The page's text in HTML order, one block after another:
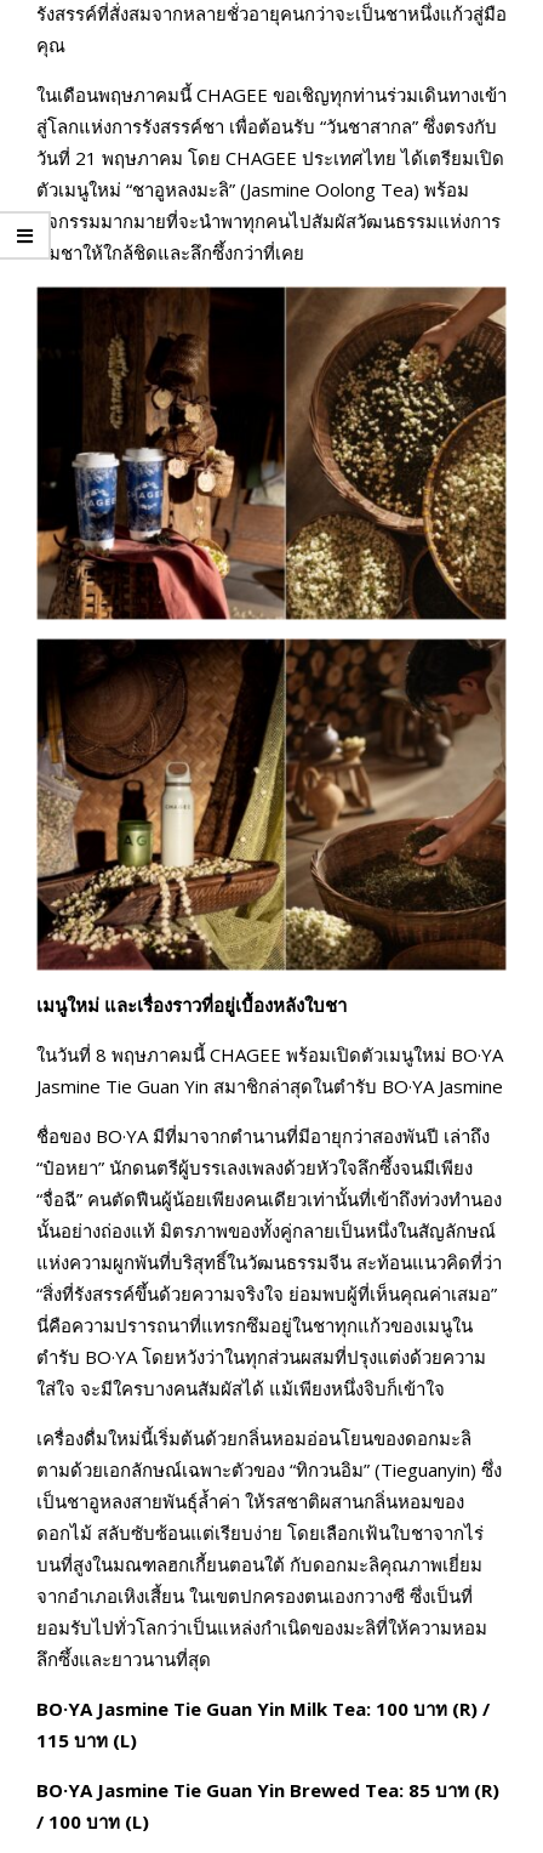
รังสรรค์ที่สั่งสมจากหลายชั่วอายุคนกว่าจะเป็นชาหนึ่งแก้วสู่มือ
คุณ
ในเดือนพฤษภาคมนี้ CHAGEE ขอเชิญทุกท่านร่วมเดินทางเข้า
สู่โลกแห่งการรังสรรค์ชา เพื่อต้อนรับ “วันชาสากล” ซึ่งตรงกับ
วันที่ 21 พฤษภาคม โดย CHAGEE ประเทศไทย ได้เตรียมเปิด
ตัวเมนูใหม่ “ชาอูหลงมะลิ” (Jasmine Oolong Tea) พร้อม
กิจกรรมมากมายที่จะนำพาทุกคนไปสัมผัสวัฒนธรรมแห่งการ
ดื่มชาให้ใกล้ชิดและลึกซึ้งกว่าที่เคย
เมนูใหม่ และเรื่องราวที่อยู่เบื้องหลังใบชา
ในวันที่ 8 พฤษภาคมนี้ CHAGEE พร้อมเปิดตัวเมนูใหม่ BO·YA
Jasmine Tie Guan Yin สมาชิกล่าสุดในตำรับ BO·YA Jasmine
ชื่อของ BO·YA มีที่มาจากตำนานที่มีอายุกว่าสองพันปี เล่าถึง
“ป๋อหยา” นักดนตรีผู้บรรเลงเพลงด้วยหัวใจลึกซึ้งจนมีเพียง
“จื่อฉี” คนตัดฟืนผู้น้อยเพียงคนเดียวเท่านั้นที่เข้าถึงท่วงทำนอง
นั้นอย่างถ่องแท้ มิตรภาพของทั้งคู่กลายเป็นหนึ่งในสัญลักษณ์
แห่งความผูกพันที่บริสุทธิ์ในวัฒนธรรมจีน สะท้อนแนวคิดที่ว่า
“สิ่งที่รังสรรค์ขึ้นด้วยความจริงใจ ย่อมพบผู้ที่เห็นคุณค่าเสมอ”
นี่คือความปรารถนาที่แทรกซึมอยู่ในชาทุกแก้วของเมนูใน
ตำรับ BO·YA โดยหวังว่าในทุกส่วนผสมที่ปรุงแต่งด้วยความ
ใส่ใจ จะมีใครบางคนสัมผัสได้ แม้เพียงหนึ่งจิบก็เข้าใจ
เครื่องดื่มใหม่นี้เริ่มต้นด้วยกลิ่นหอมอ่อนโยนของดอกมะลิ
ตามด้วยเอกลักษณ์เฉพาะตัวของ “ทิกวนอิม” (Tieguanyin) ซึ่ง
เป็นชาอูหลงสายพันธุ์ล้ำค่า ให้รสชาติผสานกลิ่นหอมของ
ดอกไม้ สลับซับซ้อนแต่เรียบง่าย โดยเลือกเฟ้นใบชาจากไร่
บนที่สูงในมณฑลฮกเกี้ยนตอนใต้ กับดอกมะลิคุณภาพเยี่ยม
จากอำเภอเหิงเสี้ยน ในเขตปกครองตนเองกวางซี ซึ่งเป็นที่
ยอมรับไปทั่วโลกว่าเป็นแหล่งกำเนิดของมะลิที่ให้ความหอม
ลึกซึ้งและยาวนานที่สุด
BO·YA Jasmine Tie Guan Yin Milk Tea: 100 บาท (R) /
115 บาท (L)
BO·YA Jasmine Tie Guan Yin Brewed Tea: 85 บาท (R)
/ 100 บาท (L)